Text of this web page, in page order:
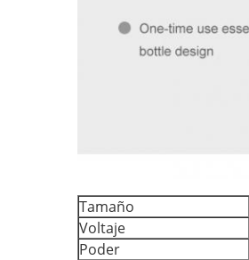
Tamaño
Voltaje
Poder